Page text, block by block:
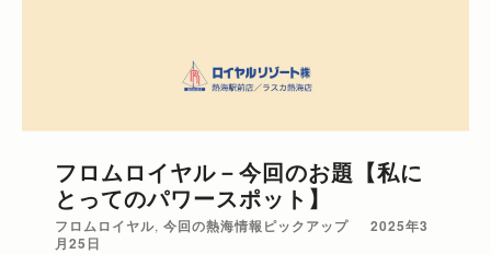
フロムロイヤル－今回のお題【私に
とってのパワースポット】
フロムロイヤル, 今回の熱海情報ピックアップ
2025年3
月25日